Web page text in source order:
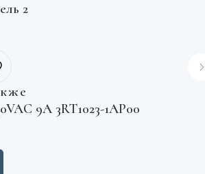
2
9А 3RT1023-1AP00